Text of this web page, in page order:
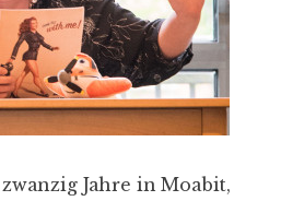
Jahre in Moabit,